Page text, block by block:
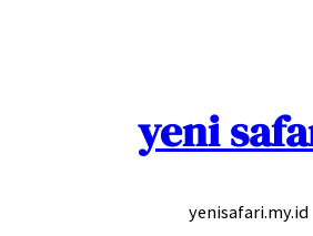
yeni
yenisafari.my.id